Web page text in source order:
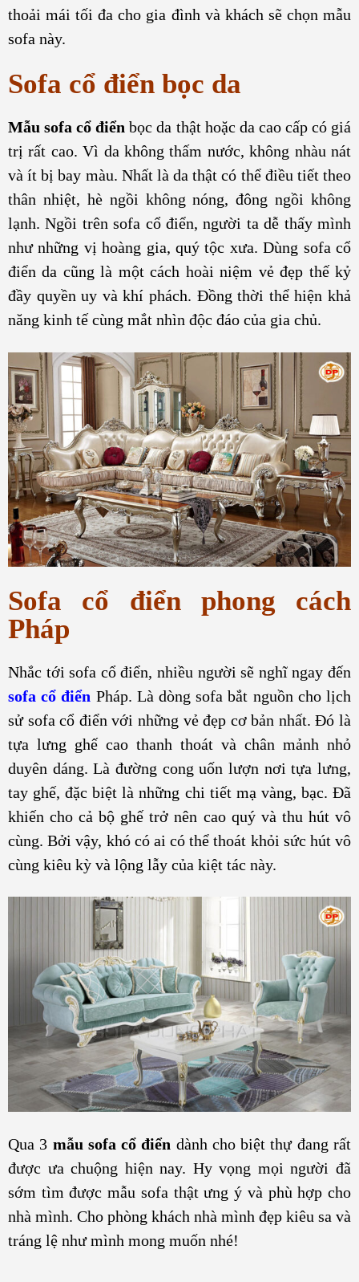
thoải mái tối đa cho gia đình và khách sẽ chọn mẫu
sofa này.
Sofa cổ điển bọc da
Mẫu sofa cổ điển bọc da thật hoặc da cao cấp có giá
trị rất cao. Vì da không thấm nước, không nhàu nát
và ít bị bay màu. Nhất là da thật có thể điều tiết theo
thân nhiệt, hè ngồi không nóng, đông ngồi không
lạnh. Ngồi trên sofa cổ điển, người ta dễ thấy mình
như những vị hoàng gia, quý tộc xưa. Dùng sofa cổ
điển da cũng là một cách hoài niệm vẻ đẹp thế kỷ
đầy quyền uy và khí phách. Đồng thời thể hiện khả
năng kinh tế cùng mắt nhìn độc đáo của gia chủ.
Sofa cổ điển phong cách
Pháp
Nhắc tới sofa cổ điển, nhiều người sẽ nghĩ ngay đến
sofa cổ điển Pháp. Là dòng sofa bắt nguồn cho lịch
sử sofa cổ điển với những vẻ đẹp cơ bản nhất. Đó là
tựa lưng ghế cao thanh thoát và chân mảnh nhỏ
duyên dáng. Là đường cong uốn lượn nơi tựa lưng,
tay ghế, đặc biệt là những chi tiết mạ vàng, bạc. Đã
khiến cho cả bộ ghế trở nên cao quý và thu hút vô
cùng. Bởi vậy, khó có ai có thể thoát khỏi sức hút vô
cùng kiêu kỳ và lộng lẫy của kiệt tác này.
Qua 3 mẫu sofa cổ điển dành cho biệt thự đang rất
được ưa chuộng hiện nay. Hy vọng mọi người đã
sớm tìm được mẫu sofa thật ưng ý và phù hợp cho
nhà mình. Cho phòng khách nhà mình đẹp kiêu sa và
tráng lệ như mình mong muốn nhé!